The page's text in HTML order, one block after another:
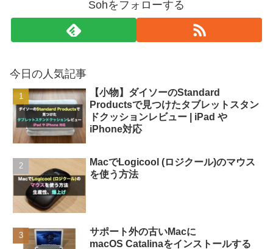
Sohをフォローする
今日の人気記事
【小物】ダイソーのStandard
Productsで見つけたタブレットスタン
ドクッションレビュー | iPad や
iPhone対応
MacでLogicool (ロジクール)のマウス
を使う方法
サポート外の古いMacに
macOS Catalinaをインストールする